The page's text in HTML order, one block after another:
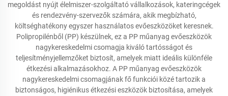
megoldást nyújt élelmiszer-szolgáltató vállalkozások, kateringcégek
és rendezvény-szervezők számára, akik megbízható,
költséghatékony egyszer használatos evőeszközöket keresnek.
Polipropilénből (PP) készülnek, ez a PP műanyag evőeszközök
nagykereskedelmi csomagja kiváló tartósságot és
teljesítményjellemzőket biztosít, amelyek miatt ideális különféle
étkezési alkalmazásokhoz. A PP műanyag evőeszközök
nagykereskedelmi csomagjának fő funkciói közé tartozik a
biztonságos, higiénikus étkezési eszközök biztosítása, amelyek